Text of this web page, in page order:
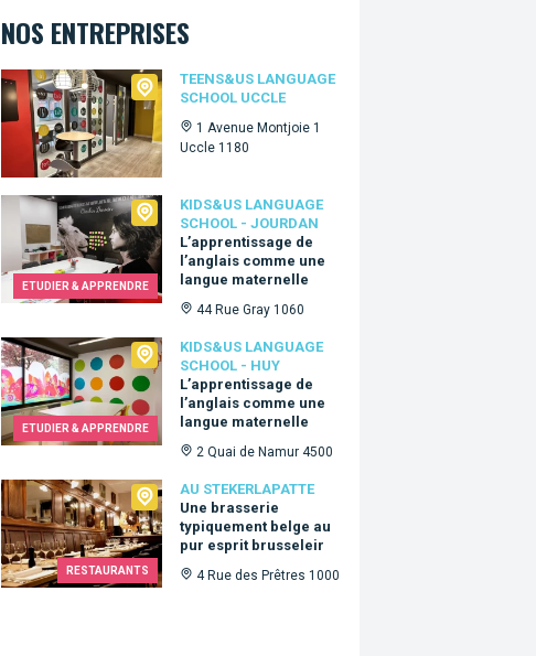
NOS ENTREPRISES
TEENS&US LANGUAGE
SCHOOL UCCLE
1 Avenue Montjoie 1
Uccle 1180
Teens&Us language school Uccle
ETUDIER & APPRENDRE
KIDS&US LANGUAGE
SCHOOL - JOURDAN
L’apprentissage de
l’anglais comme une
langue maternelle
44 Rue Gray 1060
Kids&Us language school - Jourdan
ETUDIER & APPRENDRE
KIDS&US LANGUAGE
SCHOOL - HUY
L’apprentissage de
l’anglais comme une
langue maternelle
2 Quai de Namur 4500
Kids&Us language school - Huy
RESTAURANTS
AU STEKERLAPATTE
Une brasserie
typiquement belge au
pur esprit brusseleir
4 Rue des Prêtres 1000
Au Stekerlapatte